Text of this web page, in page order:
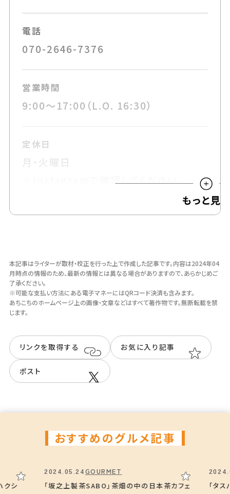
電話
070-2646-7376
営業時間
9:00～17:00（L.O. 16:30）
定休日
月・火曜日
※Instagramで確認してください
可能な支払い方法
駐車場
有（5台）
＠cafebar_el_sol_87
本記事はライターが取材・校正を行った上で作成した記事です。内容は2024年04
月時点の情報のため、最新の情報とは異なる場合がありますので、あらかじめご
了承ください。
※可能な支払い方法にある電子マネーにはQRコード決済も含みます。
あちこちのホームページ上の画像・⽂章などはすべて著作物です。無断転載を禁
じます。
リンクを取得する お気に入り記事
ポスト
おすすめのグルメ記事
クシ
「坂之上製茶SABO」茶畑の中の日本茶カフェ
2024.05.24GOURMET
「タ